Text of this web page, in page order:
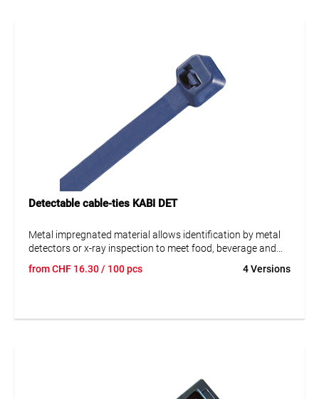
Detectable cable-ties KABI DET
Metal impregnated material allows identification by metal
detectors or x-ray inspection to meet food, beverage and
food and pharmaceutical processing equipment
fromCHF 16.30/ 100 pcs 4 Versions